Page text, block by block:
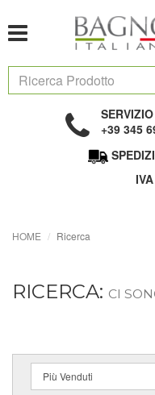
+39 345
HOME Ricerca
RICERCA: CI